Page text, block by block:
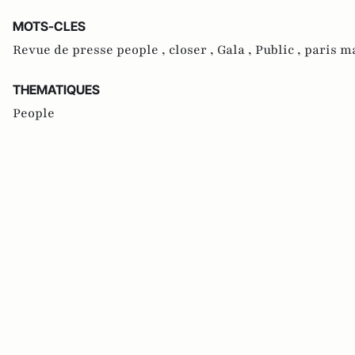
MOTS-CLES
Revue de presse people , closer , Gala , Public , paris
THEMATIQUES
People